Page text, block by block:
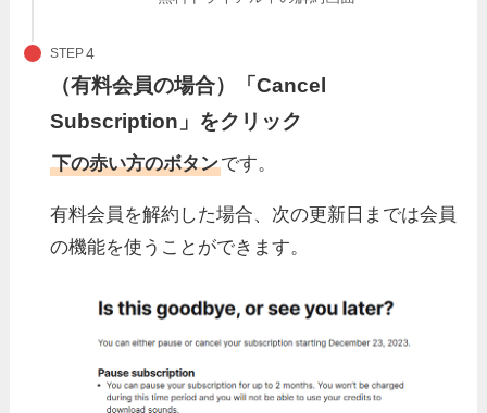
STEP
（有料会員の場合）「Cancel
Subscription」をクリック
下の赤い方のボタンです。
有料会員を解約した場合、次の更新日までは会員
の機能を使うことができます。